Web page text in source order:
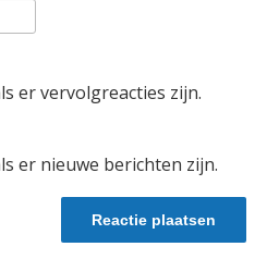
er vervolgreacties zijn.
er nieuwe berichten zijn.